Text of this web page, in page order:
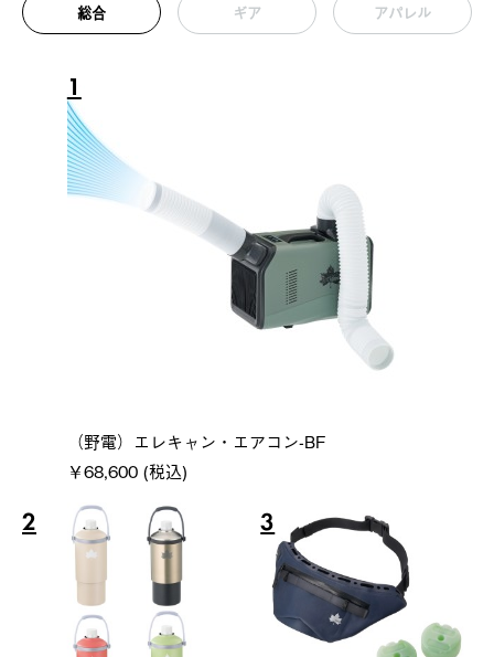
総合 ギア アパレル
1
（野電）エレキャン・エアコン-BF
￥68,600 (税込)
2 3